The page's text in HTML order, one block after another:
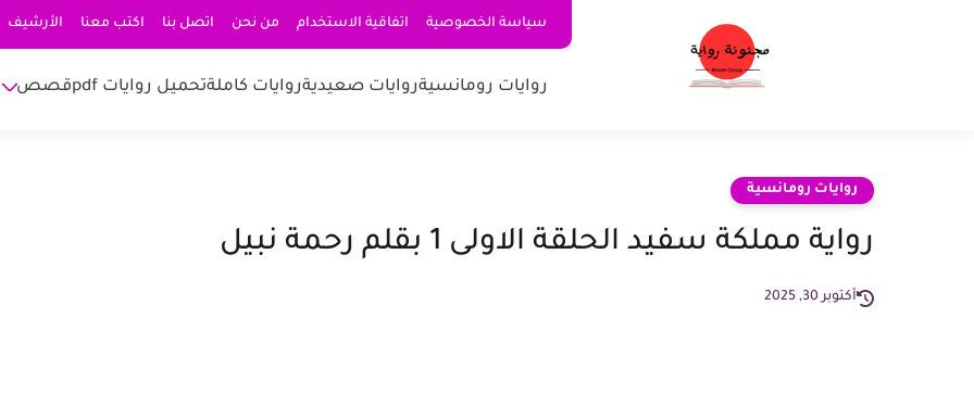
سياسة الخصوصية اتفاقية الاستخدام من نحن اتصل بنا اكتب معنا الأرشيف
روايات رومانسيةروايات صعيديةروايات كاملةتحميل روايات pdf قصص
روايات رومانسية
رواية مملكة سفيد الحلقة الاولى 1 بقلم رحمة نبيل
أكتوبر 30, 2025